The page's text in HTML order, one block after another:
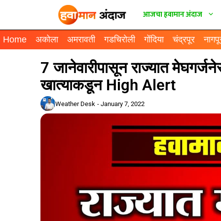
आजचा हवामान अंदाज
Home अकोला अमरावती गडचिरोली गोंदिया चंद्रपूर
7 जानेवारीपासून राज्यात
खात्याकडून High Alert
Weather Desk - January 7, 2022